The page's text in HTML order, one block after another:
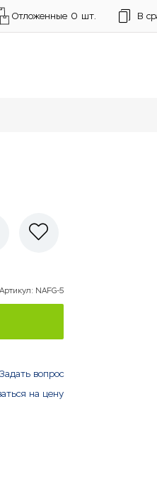
Отложенные 0 шт. В
Артикул: NAFG-5
вопрос
на цену